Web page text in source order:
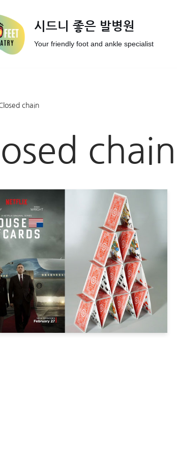
시드니 좋은 발병원
Your friendly foot and ankle specialist
chain
chain